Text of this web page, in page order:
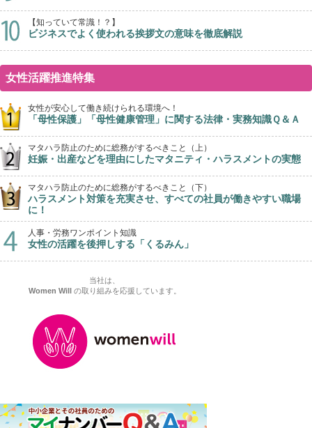
【知っていて常識！？】
ビジネスでよく使われる挨拶文の意味を徹底解説
女性活躍推進特集
女性が安心して働き続けられる環境へ！
「母性保護」「母性健康管理」に関する法律・実務知識Ｑ＆Ａ
マタハラ防止のために総務がするべきこと（上）
妊娠・出産などを理由にしたマタニティ・ハラスメントの実態
マタハラ防止のために総務がするべきこと（下）
ハラスメント対策を充実させ、すべての社員が働きやすい職場
に！
人事・労務ワンポイント知識
女性の活躍を後押しする「くるみん」
当社は、
Women Willの取り組みを応援しています。